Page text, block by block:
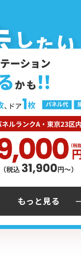
もっと見る